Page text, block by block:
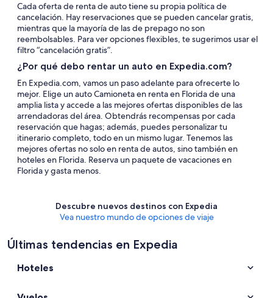
Cada oferta de renta de auto tiene su propia política de
cancelación. Hay reservaciones que se pueden cancelar gratis,
mientras que la mayoría de las de prepago no son
reembolsables. Para ver opciones flexibles, te sugerimos usar el
filtro “cancelación gratis”.
¿Por qué debo rentar un auto en Expedia.com?
En Expedia.com, vamos un paso adelante para ofrecerte lo
mejor. Elige un auto Camioneta en renta en Florida de una
amplia lista y accede a las mejores ofertas disponibles de las
arrendadoras del área. Obtendrás recompensas por cada
reservación que hagas; además, puedes personalizar tu
itinerario completo, todo en un mismo lugar. Tenemos las
mejores ofertas no solo en renta de autos, sino también en
hoteles en Florida. Reserva un paquete de vacaciones en
Florida y gasta menos.
Descubre nuevos destinos con Expedia
Vea nuestro mundo de opciones de viaje
Últimas tendencias en Expedia
Hoteles